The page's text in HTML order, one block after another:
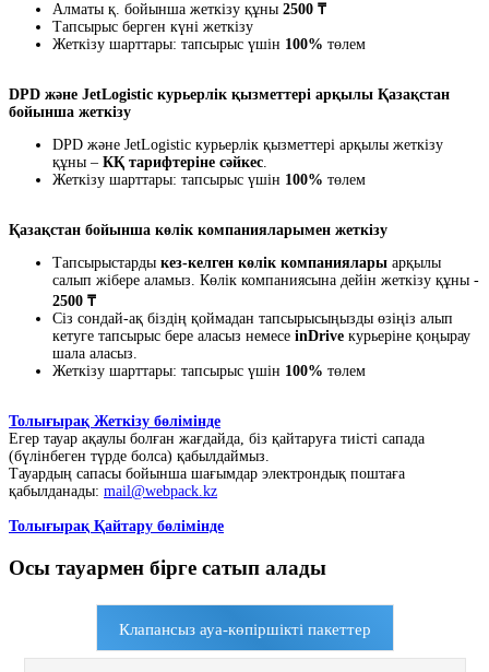
Алматы қ. бойынша жеткізу құны 2500 ₸
Тапсырыс берген күні жеткізу
Жеткізу шарттары: тапсырыс үшін 100% төлем
DPD және JetLogistic курьерлік қызметтері арқылы Қазақстан
бойынша жеткізу
DPD және JetLogistic курьерлік қызметтері арқылы жеткізу
құны – КҚ тарифтеріне сәйкес.
Жеткізу шарттары: тапсырыс үшін 100% төлем
Қазақстан бойынша көлік компанияларымен жеткізу
Тапсырыстарды кез-келген көлік компаниялары арқылы
салып жібере аламыз. Көлік компаниясына дейін жеткізу құны -
2500 ₸
Сіз сондай-ақ біздің қоймадан тапсырысыңызды өзіңіз алып
кетуге тапсырыс бере аласыз немесе inDrive курьеріне қоңырау
шала аласыз.
Жеткізу шарттары: тапсырыс үшін 100% төлем
Толығырақ Жеткізу бөлімінде
Егер тауар ақаулы болған жағдайда, біз қайтаруға тиісті сапада
(бүлінбеген түрде болса) қабылдаймыз.
Тауардың сапасы бойынша шағымдар электрондық поштаға
қабылданады: mail@webpack.kz
Толығырақ Қайтару бөлімінде
Осы тауармен бірге сатып алады
Клапансыз ауа-көпіршікті пакеттер